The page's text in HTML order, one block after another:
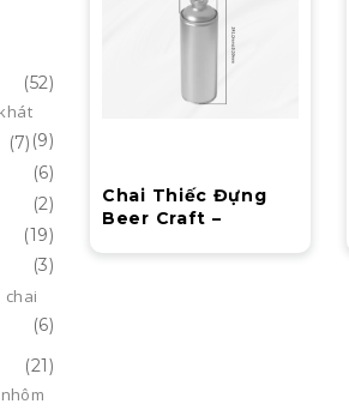
Chai Thiếc Đựng
Beer Craft –
(52)
(9)
(7)
(6)
(2)
(19)
(3)
chai
(6)
(21)